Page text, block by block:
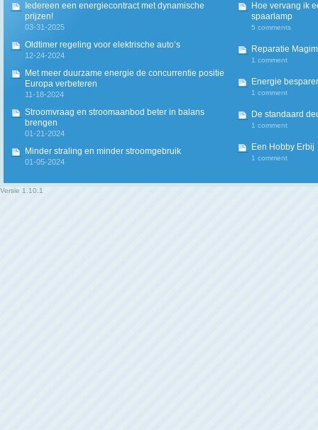
Iedereen een energiecontract met dynamische
prijzen!
03-31-2025
Oldtimer regeling voor elektrische auto’s
12-24-2024
Met meer duurzame energie de concurrentie positie
Europa verbeteren
11-18-2024
Stroomvraag en stroomaanbod beter in balans
brengen
01-21-2024
Minder straling en minder stroomgebruik
01-05-2024
Hoe vervang ik
spaarlamp
5 comments
Reparatie
1 comment
Energie
1 comment
De standaard
1 comment
Een Hobby Erbij
1 comment
Versie 1.10.1